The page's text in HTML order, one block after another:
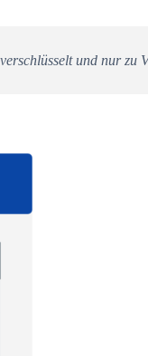
und nur zu